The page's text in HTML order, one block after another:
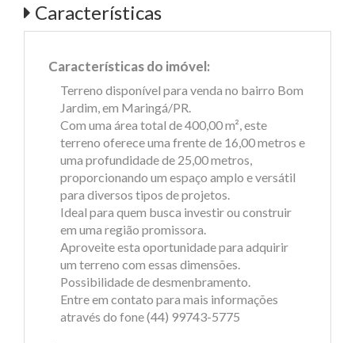
Características
Características do imóvel:
Terreno disponível para venda no bairro Bom
Jardim, em Maringá/PR.
Com uma área total de 400,00 m², este
terreno oferece uma frente de 16,00 metros e
uma profundidade de 25,00 metros,
proporcionando um espaço amplo e versátil
para diversos tipos de projetos.
Ideal para quem busca investir ou construir
em uma região promissora.
Aproveite esta oportunidade para adquirir
um terreno com essas dimensões.
Possibilidade de desmenbramento.
Entre em contato para mais informações
através do fone (44) 99743-5775